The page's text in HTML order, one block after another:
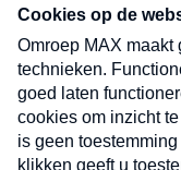
nieuwsbrief. Elke
uw mailbox.